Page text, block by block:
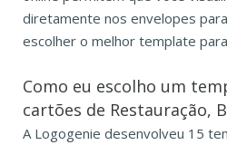
diretamente nos envelopes
escolher o melhor template
Como eu escolho um
cartões de Restauração,
A Logogenie desenvolveu 15